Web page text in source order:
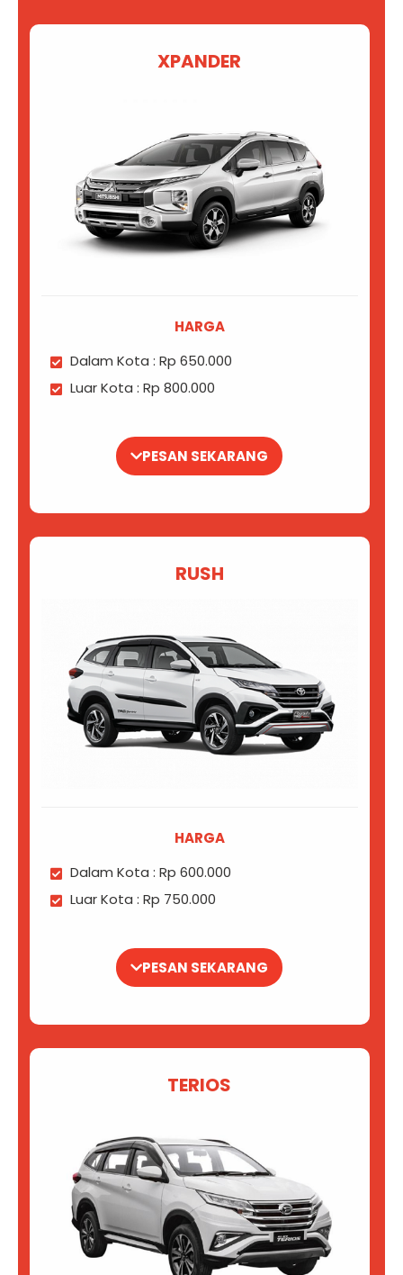
XPANDER
HARGA
Dalam Kota : Rp 650.000
Luar Kota : Rp 800.000
PESAN SEKARANG
RUSH
HARGA
Dalam Kota : Rp 600.000
Luar Kota : Rp 750.000
PESAN SEKARANG
TERIOS